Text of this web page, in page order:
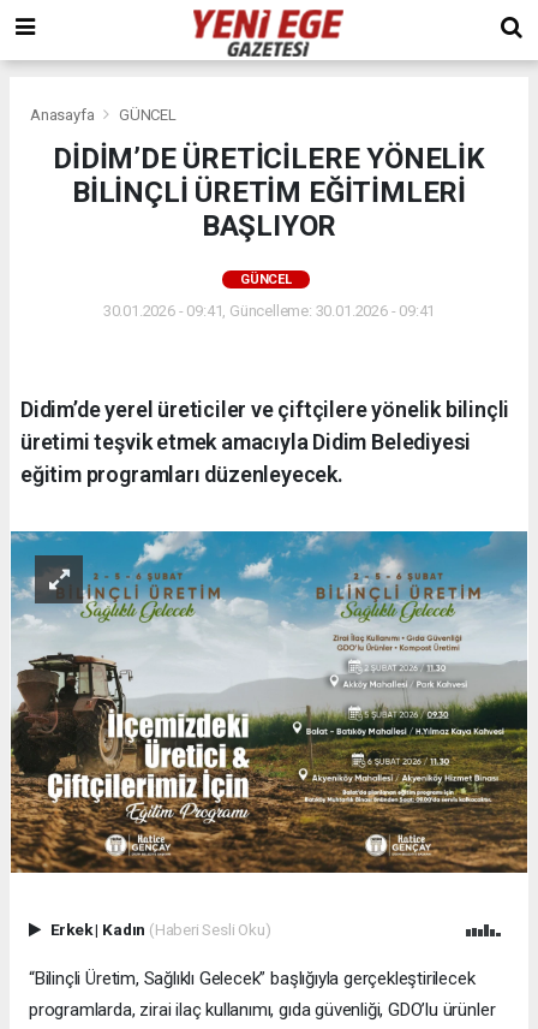
Anasayfa GÜNCEL
DİDİM’DE ÜRETİCİLERE YÖNELİK
BİLİNÇLİ ÜRETİM EĞİTİMLERİ
BAŞLIYOR
GÜNCEL
30.01.2026 - 09:41, Güncelleme: 30.01.2026 - 09:41
Didim’de yerel üreticiler ve çiftçilere yönelik bilinçli
üretimi teşvik etmek amacıyla Didim Belediyesi
eğitim programları düzenleyecek.
Erkek| Kadın (Haberi Sesli Oku)
“Bilinçli Üretim, Sağlıklı Gelecek” başlığıyla gerçekleştirilecek
programlarda, zirai ilaç kullanımı, gıda güvenliği, GDO’lu ürünler